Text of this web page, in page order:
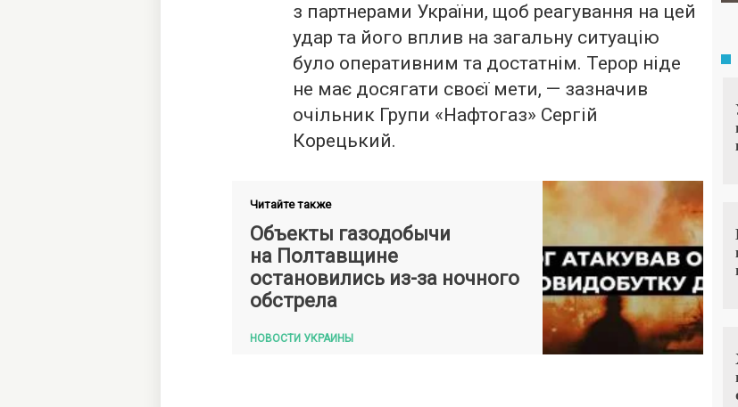
з партнерами України, щоб реагування на цей
удар та його вплив на загальну ситуацію
було оперативним та достатнім. Терор ніде
не має досягати своєї мети, — зазначив
очільник Групи «Нафтогаз» Сергій
Корецький.
Читайте также
Объекты газодобычи
на Полтавщине
остановились из-за ночного
обстрела
НОВОСТИ УКРАИНЫ